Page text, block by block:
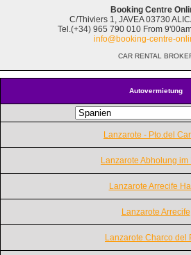
Autovermietung
Lanzarote - Pto.del
Lanzarote Abholung im
Lanzarote Arrecife
Lanzarote Arrecife
Lanzarote Charco del
Booking Centre
C/Thiviers 1, JAVEA 03730
Tel.(+34) 965 790 010 From
info@booking-centre-
CAR RENTAL